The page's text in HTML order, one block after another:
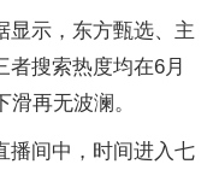
显示，东方甄选、主
搜索热度均在6月
再无波澜。
播间中，时间进入七